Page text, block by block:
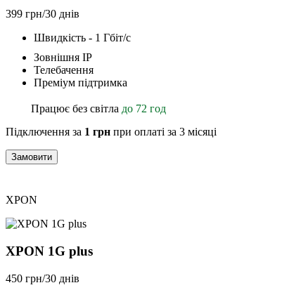
399 грн/30 днів
Швидкість - 1 Гбіт/с
Зовнішня ІР
Телебачення
Преміум підтримка
Працює без світла до 72 год
Підключення за 1 грн при оплаті за 3 місяці
Замовити
XPON
XPON 1G plus
450 грн/30 днів